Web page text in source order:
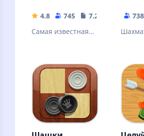
4.8 745
7.27 MB
Самая известная
(Stockfish)
738
игра